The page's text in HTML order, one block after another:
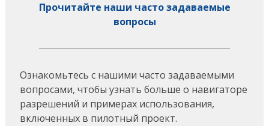
Прочитайте наши часто задаваемые
вопросы
Ознакомьтесь с нашими часто задаваемыми
вопросами, чтобы узнать больше о навигаторе
разрешений и примерах использования,
включенных в пилотный проект.